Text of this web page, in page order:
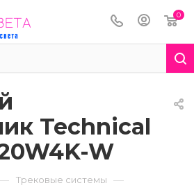
0
Technical
W
Трековые системы —